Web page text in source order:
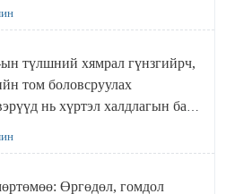
түлшний хямрал гүнзгийрч,
том боловсруулах
нь хүртэл халдлагын бай
Өргөдөл, гомдол